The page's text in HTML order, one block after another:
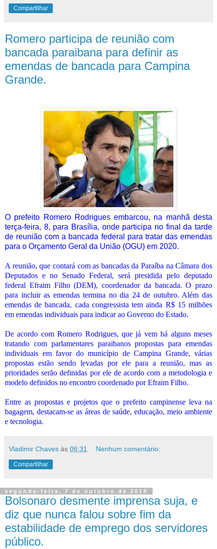
Compartilhar
Romero participa de reunião com
bancada paraibana para definir as
emendas de bancada para Campina
Grande.
O prefeito Romero Rodrigues embarcou, na manhã desta
terça-feira, 8, para Brasília, onde participa no final da tarde
de reunião com a bancada federal para tratar das emendas
para o Orçamento Geral da União (OGU) em 2020.
A reunião, que contará com as bancadas da Paraíba na Câmara dos
Deputados e no Senado Federal, será presidida pelo deputado
federal Efraim Filho (DEM), coordenador da bancada. O prazo
para incluir as emendas termina no dia 24 de outubro. Além das
emendas de bancada, cada congressista tem ainda R$ 15 milhões
em emendas individuais para indicar ao Governo do Estado.
De acordo com Romero Rodrigues, que já vem há alguns meses
tratando com parlamentares paraibanos propostas para emendas
individuais em favor do município de Campina Grande, várias
propostas estão sendo levadas por ele para a reunião, mas as
prioridades serão definidas por ele de acordo com a metodologia e
modelo definidos no encontro coordenado por Efraim Filho.
Entre as propostas e projetos que o prefeito campinense leva na
bagagem, destacam-se as áreas de saúde, educação, meio ambiente
e tecnologia.
Vladimir Chaves às 06:31 Nenhum comentário:
Compartilhar
segunda-feira, 7 de outubro de 2019
Bolsonaro desmente imprensa suja, e
diz que nunca falou sobre fim da
estabilidade de emprego dos servidores
público.